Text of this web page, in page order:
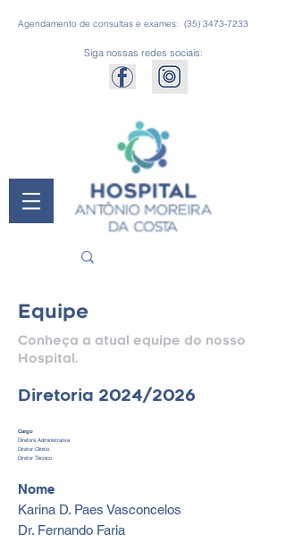
Agendamento de consultas e exames: (35) 3473-7233
Siga nossas redes sociais:
Equipe
Conheça a atual equipe do nosso
Hospital.
Diretoria 2024/2026
Cargo
Diretora Administrativa
Diretor Clínico
Diretor Técnico
Nome
Karina D. Paes Vasconcelos
Dr. Fernando Faria